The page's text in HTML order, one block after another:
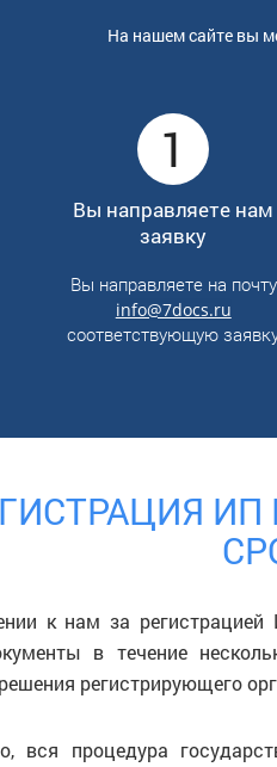
На нашем сайте вы
1
Вы направляете нам
заявку
Вы направляете на почту
info@7docs.ru
соответствующую
к нам за
в течение
регистрирующего
вся процедура